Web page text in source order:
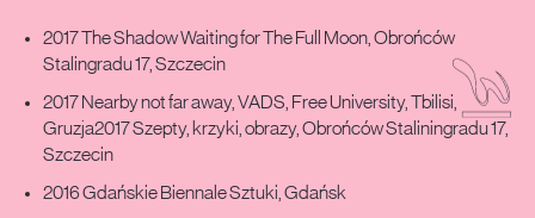
2017 The Shadow Waiting for The Full Moon, Obrońców
Stalingradu 17, Szczecin
2017 Nearby not far away, VADS, Free University, Tbilisi,
Gruzja2017 Szepty, krzyki, obrazy, Obrońców Staliningradu 17,
Szczecin
2016 Gdańskie Biennale Sztuki, Gdańsk